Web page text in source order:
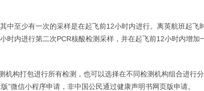
中至少有一次的采样是在起飞前12小时内进行。离英航班起
内进行第二次PCR核酸检测采样，并在起飞前12小时内增加
机构打包进行所有检测，也可以选择在不同检测机构组合进行
”微信小程序申请，非中国公民通过健康声明书网页版申请。